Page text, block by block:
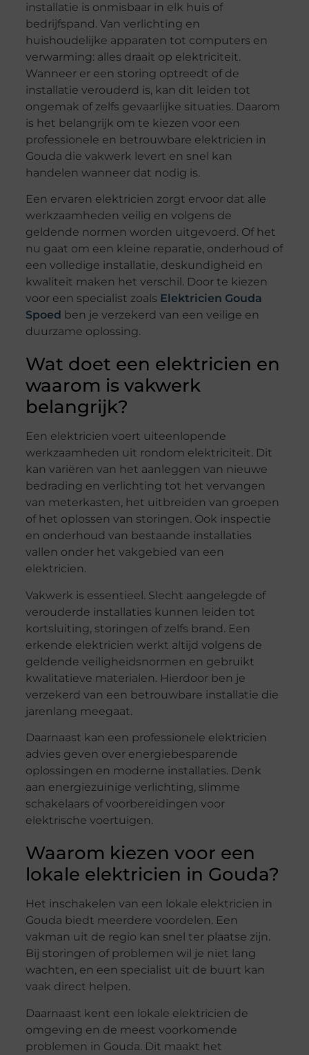
installatie is onmisbaar in elk huis of
bedrijfspand. Van verlichting en
huishoudelijke apparaten tot computers en
verwarming: alles draait op elektriciteit.
Wanneer er een storing optreedt of de
installatie verouderd is, kan dit leiden tot
ongemak of zelfs gevaarlijke situaties. Daarom
is het belangrijk om te kiezen voor een
professionele en betrouwbare elektricien in
Gouda die vakwerk levert en snel kan
handelen wanneer dat nodig is.
Een ervaren elektricien zorgt ervoor dat alle
werkzaamheden veilig en volgens de
geldende normen worden uitgevoerd. Of het
nu gaat om een kleine reparatie, onderhoud of
een volledige installatie, deskundigheid en
kwaliteit maken het verschil. Door te kiezen
voor een specialist zoals Elektricien Gouda
Spoed ben je verzekerd van een veilige en
duurzame oplossing.
Wat doet een elektricien en
waarom is vakwerk
belangrijk?
Een elektricien voert uiteenlopende
werkzaamheden uit rondom elektriciteit. Dit
kan variëren van het aanleggen van nieuwe
bedrading en verlichting tot het vervangen
van meterkasten, het uitbreiden van groepen
of het oplossen van storingen. Ook inspectie
en onderhoud van bestaande installaties
vallen onder het vakgebied van een
elektricien.
Vakwerk is essentieel. Slecht aangelegde of
verouderde installaties kunnen leiden tot
kortsluiting, storingen of zelfs brand. Een
erkende elektricien werkt altijd volgens de
geldende veiligheidsnormen en gebruikt
kwalitatieve materialen. Hierdoor ben je
verzekerd van een betrouwbare installatie die
jarenlang meegaat.
Daarnaast kan een professionele elektricien
advies geven over energiebesparende
oplossingen en moderne installaties. Denk
aan energiezuinige verlichting, slimme
schakelaars of voorbereidingen voor
elektrische voertuigen.
Waarom kiezen voor een
lokale elektricien in Gouda?
Het inschakelen van een lokale elektricien in
Gouda biedt meerdere voordelen. Een
vakman uit de regio kan snel ter plaatse zijn.
Bij storingen of problemen wil je niet lang
wachten, en een specialist uit de buurt kan
vaak direct helpen.
Daarnaast kent een lokale elektricien de
omgeving en de meest voorkomende
problemen in Gouda. Dit maakt het